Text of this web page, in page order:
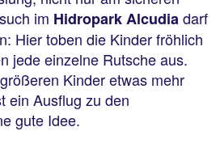
im Hidropark Alcudiadarf
Hier toben die Kinder fröhlich
jede einzelne Rutsche aus.
Kinder etwas mehr
ein Ausflug zu den
gute Idee.